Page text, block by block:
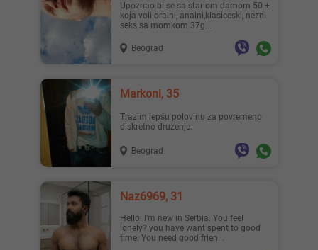
upoznao bi se sa stariom damom 50 +
koja voli oralni, analni,klasiceski, nezni
seks sa momkom 37g...
Beograd
Markoni, 35
Trazim lepšu polovinu za povremeno
diskretno druzenje.
Beograd
Naz6969, 31
Hello. I'm new in Serbia. You feel
lonely? you have want spent to good
time. You need good frien...